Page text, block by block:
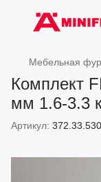
Мебельная
Комплект
мм 1.6-3.3
Артикул: 372.33.530